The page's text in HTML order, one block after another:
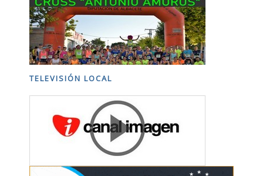
TELEVISIÓN LOCAL